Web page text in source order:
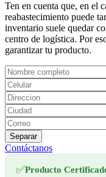
Ten en cuenta que, en el
reabastecimiento puede
inventario suele quedar
centro de logística. Por
garantizar tu producto.
Separar
Contáctanos
✅Producto